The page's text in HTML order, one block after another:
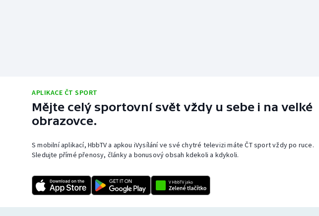
APLIKACE ČT SPORT
Mějte celý sportovní svět vždy u sebe i na velké
obrazovce.
S mobilní aplikací, HbbTV a apkou iVysílání ve své chytré televizi máte ČT sport vždy po ruce.
Sledujte přímé přenosy, články a bonusový obsah kdekoli a kdykoli.